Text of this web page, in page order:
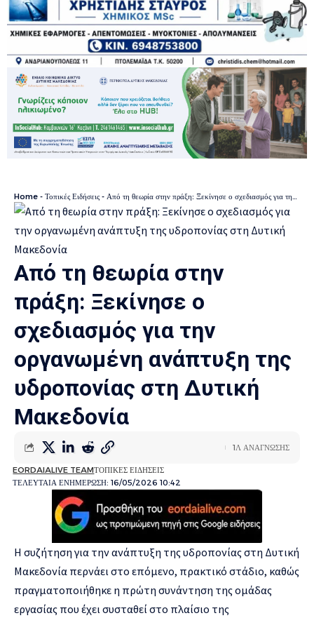
Home - Τοπικές Ειδήσεις - Από τη θεωρία στην πράξη: Ξεκίνησε ο σχεδιασμός για την οργανωμένη ανάπτυξη της υδροπονίας στη Δυτική Μακεδονία
Από τη θεωρία στην
πράξη: Ξεκίνησε ο
σχεδιασμός για την
οργανωμένη ανάπτυξη της
υδροπονίας στη Δυτική
Μακεδονία
ΤΕΛΕΥΤΑΙΑ ΕΝΗΜΕΡΩΣΗ: 16/05/2026 10:42
EORDAIALIVE TEAMΤΟΠΙΚΕΣ ΕΙΔΗΣΕΙΣ
1Λ ΑΝΑΓΝΩΣΗΣ
Η συζήτηση για την ανάπτυξη της υδροπονίας στη Δυτική
Μακεδονία περνάει στο επόμενο, πρακτικό στάδιο, καθώς
πραγματοποιήθηκε η πρώτη συνάντηση της ομάδας
εργασίας που έχει συσταθεί στο πλαίσιο της